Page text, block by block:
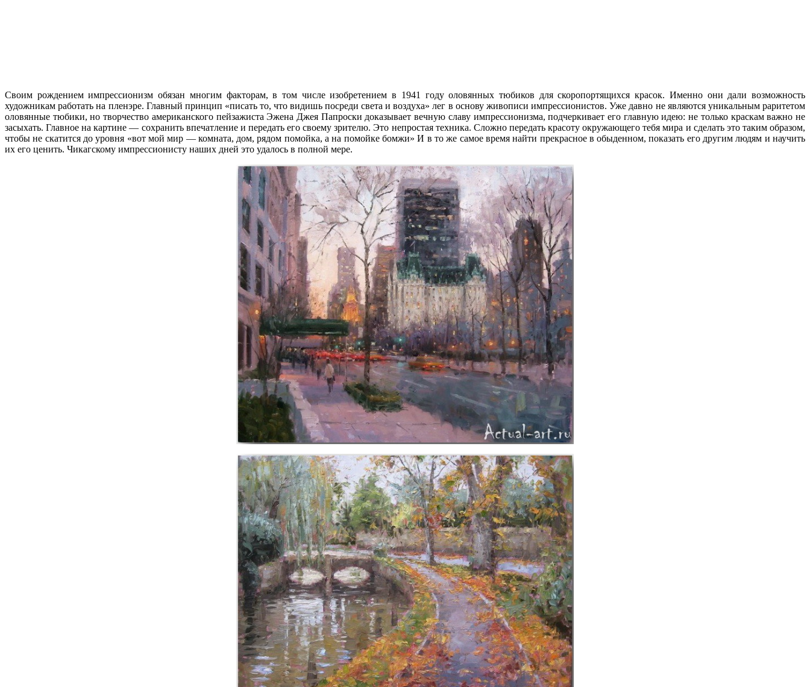
Своим рождением импрессионизм обязан многим факторам, в том числе изобретением в 1941 году оловянных тюбиков для скоропортящихся красок. Именно они дали возможность
художникам работать на пленэре. Главный принцип «писать то, что видишь посреди света и воздуха» лег в основу живописи импрессионистов. Уже давно не являются уникальным раритетом
оловянные тюбики, но творчество американского пейзажиста Эжена Джея Папроски доказывает вечную славу импрессионизма, подчеркивает его главную идею: не только краскам важно не
засыхать. Главное на картине — сохранить впечатление и передать его своему зрителю. Это непростая техника. Сложно передать красоту окружающего тебя мира и сделать это таким образом,
чтобы не скатится до уровня «вот мой мир — комната, дом, рядом помойка, а на помойке бомжи» И в то же самое время найти прекрасное в обыденном, показать его другим людям и научить
их его ценить. Чикагскому импрессионисту наших дней это удалось в полной мере.